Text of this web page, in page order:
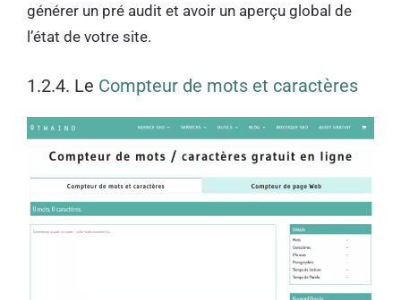
générer un pré audit et avoir un aperçu global de
l’état de votre site.
1.2.4. Le Compteur de mots et caractères